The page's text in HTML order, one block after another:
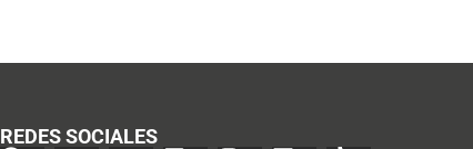
REDES SOCIALES